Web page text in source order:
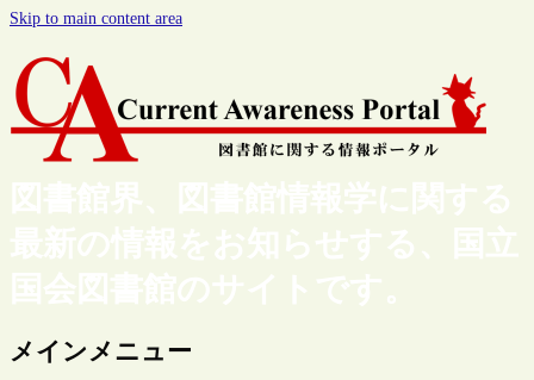
Skip to main content area
図書館界、図書館情報学に関する
最新の情報をお知らせする、国立
国会図書館のサイトです。
メインメニュー